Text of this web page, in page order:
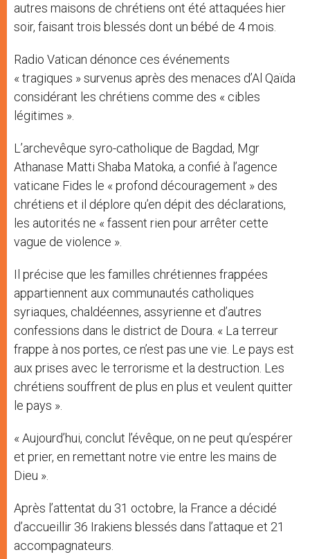
autres maisons de chrétiens ont été attaquées hier
soir, faisant trois blessés dont un bébé de 4 mois.
Radio Vatican dénonce ces événements
« tragiques » survenus après des menaces d’Al Qaïda
considérant les chrétiens comme des « cibles
légitimes ».
L’archevêque syro-catholique de Bagdad, Mgr
Athanase Matti Shaba Matoka, a confié à l’agence
vaticane Fides le « profond découragement » des
chrétiens et il déplore qu’en dépit des déclarations,
les autorités ne « fassent rien pour arrêter cette
vague de violence ».
Il précise que les familles chrétiennes frappées
appartiennent aux communautés catholiques
syriaques, chaldéennes, assyrienne et d’autres
confessions dans le district de Doura. « La terreur
frappe à nos portes, ce n’est pas une vie. Le pays est
aux prises avec le terrorisme et la destruction. Les
chrétiens souffrent de plus en plus et veulent quitter
le pays ».
« Aujourd’hui, conclut l’évêque, on ne peut qu’espérer
et prier, en remettant notre vie entre les mains de
Dieu ».
Après l’attentat du 31 octobre, la France a décidé
d’accueillir 36 Irakiens blessés dans l’attaque et 21
accompagnateurs.